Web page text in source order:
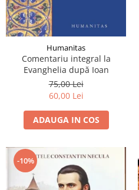
Humanitas
Comentariu integral la
Evanghelia după Ioan
75,00 Lei
60,00 Lei
ADAUGA IN COS
-10%